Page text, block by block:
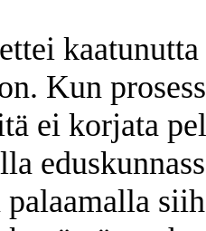
kaatunutta
Kun
ei korjata